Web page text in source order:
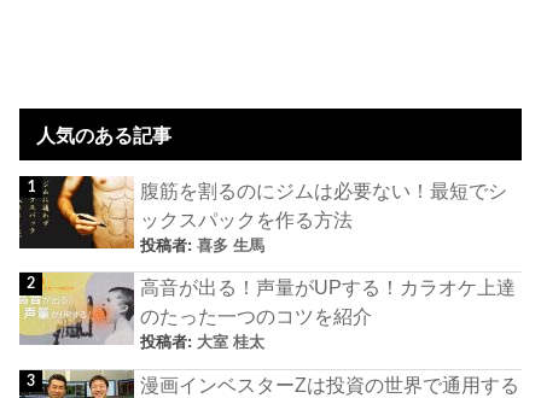
人気のある記事
腹筋を割るのにジムは必要ない！最短でシ
ックスパックを作る方法
投稿者:喜多 生馬
高音が出る！声量がUPする！カラオケ上達
のたった一つのコツを紹介
投稿者: 大室 桂太
漫画インベスターZは投資の世界で通用する